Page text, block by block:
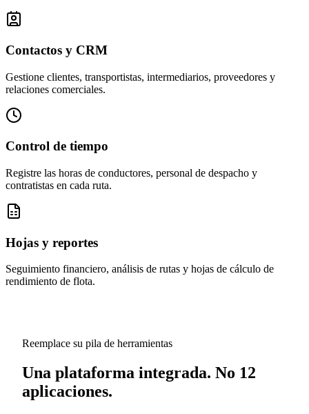
Contactos y CRM
Gestione clientes, transportistas, intermediarios, proveedores y
relaciones comerciales.
Control de tiempo
Registre las horas de conductores, personal de despacho y
contratistas en cada ruta.
Hojas y reportes
Seguimiento financiero, análisis de rutas y hojas de cálculo de
rendimiento de flota.
Reemplace su pila de herramientas
Una plataforma integrada. No 12
aplicaciones.